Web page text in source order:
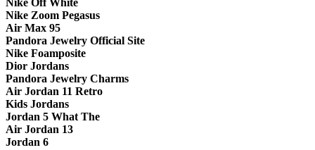
Nike Zoom Pegasus
Air Max 95
Pandora Jewelry Official Site
Nike Foamposite
Dior Jordans
Pandora Jewelry Charms
Air Jordan 11 Retro
Kids Jordans
Jordan 5 What The
Air Jordan 13
Jordan 6